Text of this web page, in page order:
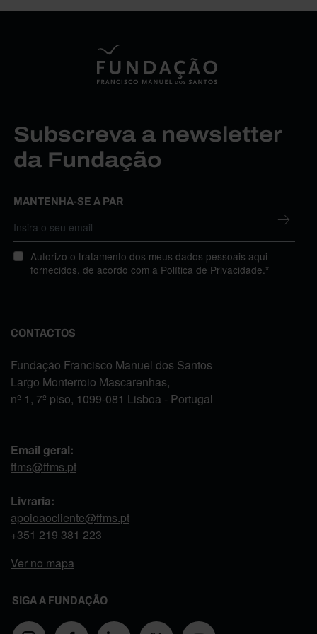
Subscreva a newsletter
da Fundação
MANTENHA-SE A PAR
Autorizo o tratamento dos meus dados pessoais aqui
fornecidos, de acordo com a Política de Privacidade .*
CONTACTOS
Fundação Francisco Manuel dos Santos
Largo Monterroio Mascarenhas,
nº 1, 7º piso, 1099-081 Lisboa - Portugal
Email geral:
ffms@ffms.pt
Livraria:
apoioaocliente@ffms.pt
+351 219 381 223
Ver no mapa
SIGA A FUNDAÇÃO